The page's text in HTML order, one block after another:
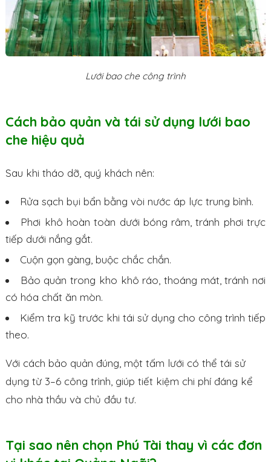
Lưới bao che công trình
Cách bảo quản và tái sử dụng lưới bao
che hiệu quả
Sau khi tháo dỡ, quý khách nên:
Rửa sạch bụi bẩn bằng vòi nước áp lực trung bình.
Phơi khô hoàn toàn dưới bóng râm, tránh phơi trực
tiếp dưới nắng gắt.
Cuộn gọn gàng, buộc chắc chắn.
Bảo quản trong kho khô ráo, thoáng mát, tránh nơi
có hóa chất ăn mòn.
Kiểm tra kỹ trước khi tái sử dụng cho công trình tiếp
theo.
Với cách bảo quản đúng, một tấm lưới có thể tái sử
dụng từ 3–6 công trình, giúp tiết kiệm chi phí đáng kể
cho nhà thầu và chủ đầu tư.
Tại sao nên chọn Phú Tài thay vì các đơn